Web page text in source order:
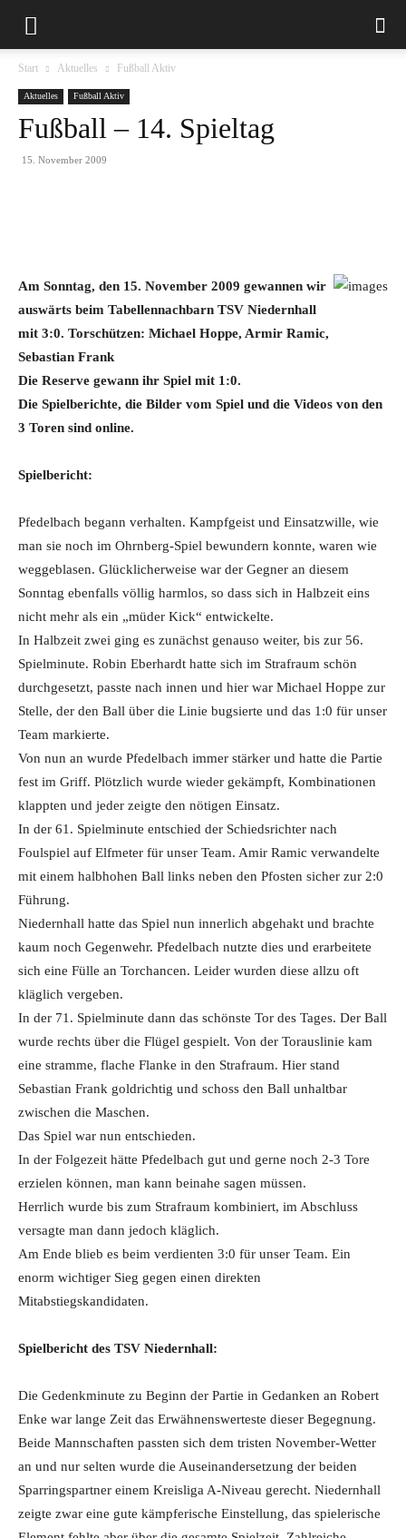
Start Aktuelles Fußball Aktiv
Aktuelles Fußball Aktiv
Fußball – 14. Spieltag
15. November 2009
Am Sonntag, den 15. November 2009 gewannen wir
auswärts beim Tabellennachbarn TSV Niedernhall
mit 3:0. Torschützen: Michael Hoppe, Armir Ramic,
Sebastian Frank
Die Reserve gewann ihr Spiel mit 1:0.
Die Spielberichte, die Bilder vom Spiel und die Videos von den
3 Toren sind online.
Spielbericht:
Pfedelbach begann verhalten. Kampfgeist und Einsatzwille, wie
man sie noch im Ohrnberg-Spiel bewundern konnte, waren wie
weggeblasen. Glücklicherweise war der Gegner an diesem
Sonntag ebenfalls völlig harmlos, so dass sich in Halbzeit eins
nicht mehr als ein „müder Kick“ entwickelte.
In Halbzeit zwei ging es zunächst genauso weiter, bis zur 56.
Spielminute. Robin Eberhardt hatte sich im Strafraum schön
durchgesetzt, passte nach innen und hier war Michael Hoppe zur
Stelle, der den Ball über die Linie bugsierte und das 1:0 für unser
Team markierte.
Von nun an wurde Pfedelbach immer stärker und hatte die Partie
fest im Griff. Plötzlich wurde wieder gekämpft, Kombinationen
klappten und jeder zeigte den nötigen Einsatz.
In der 61. Spielminute entschied der Schiedsrichter nach
Foulspiel auf Elfmeter für unser Team. Amir Ramic verwandelte
mit einem halbhohen Ball links neben den Pfosten sicher zur 2:0
Führung.
Niedernhall hatte das Spiel nun innerlich abgehakt und brachte
kaum noch Gegenwehr. Pfedelbach nutzte dies und erarbeitete
sich eine Fülle an Torchancen. Leider wurden diese allzu oft
kläglich vergeben.
In der 71. Spielminute dann das schönste Tor des Tages. Der Ball
wurde rechts über die Flügel gespielt. Von der Torauslinie kam
eine stramme, flache Flanke in den Strafraum. Hier stand
Sebastian Frank goldrichtig und schoss den Ball unhaltbar
zwischen die Maschen.
Das Spiel war nun entschieden.
In der Folgezeit hätte Pfedelbach gut und gerne noch 2-3 Tore
erzielen können, man kann beinahe sagen müssen.
Herrlich wurde bis zum Strafraum kombiniert, im Abschluss
versagte man dann jedoch kläglich.
Am Ende blieb es beim verdienten 3:0 für unser Team. Ein
enorm wichtiger Sieg gegen einen direkten
Mitabstiegskandidaten.
Spielbericht des TSV Niedernhall:
Die Gedenkminute zu Beginn der Partie in Gedanken an Robert
Enke war lange Zeit das Erwähnenswerteste dieser Begegnung.
Beide Mannschaften passten sich dem tristen November-Wetter
an und nur selten wurde die Auseinandersetzung der beiden
Sparringspartner einem Kreisliga A-Niveau gerecht. Niedernhall
zeigte zwar eine gute kämpferische Einstellung, das spielerische